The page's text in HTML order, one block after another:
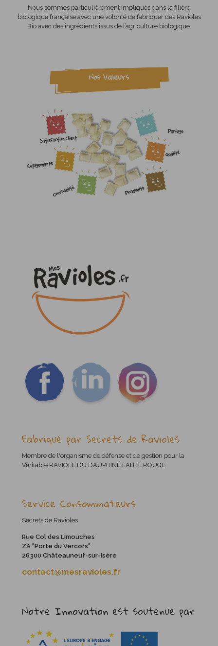
Nous sommes particulièrement impliqués dans la filière
biologique française avec une volonté de fabriquer des Ravioles
Bio avec des ingrédients issus de l’agriculture biologique.
Nos Valeurs
Fabriqué par Secrets de Ravioles
Membre de l'organisme de défense et de gestion pour la
Véritable RAVIOLE DU DAUPHINÉ LABEL ROUGE.
Service Consommateurs
Secrets de Ravioles
Rue Col des Limouches
ZA "Porte du Vercors"
26300 Châteauneuf-sur-Isère
contact@mesravioles.fr
Notre Innovation est soutenue par